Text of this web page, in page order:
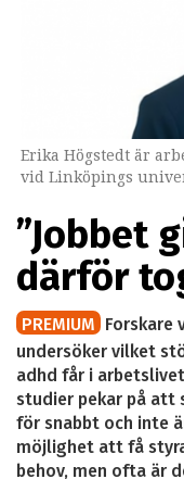
Erika Högstedt är
vid Linköpings
”Jobbet
därför
PREMIUM Forskare
undersöker vilket
adhd får i
studier pekar på
för snabbt och inte
möjlighet att få
behov, men ofta är